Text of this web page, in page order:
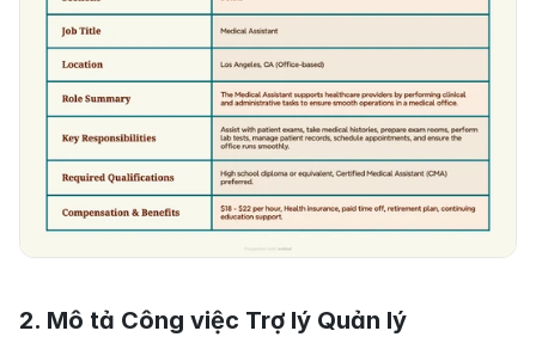
2. Mô tả Công việc Trợ lý Quản lý